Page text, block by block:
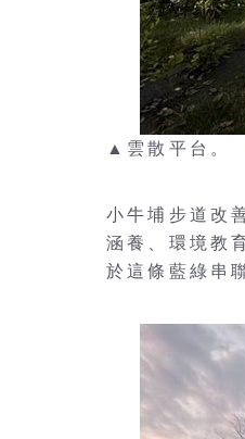
▲雲散平台。
小牛埔步道改
涵養、環境教
於這條藍綠串